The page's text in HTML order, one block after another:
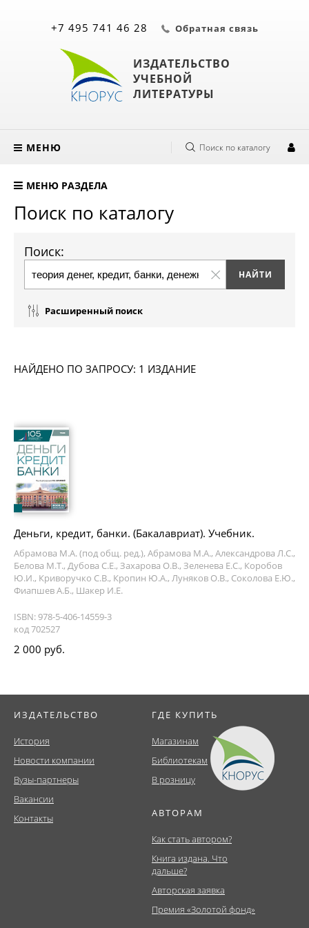
ИЗДАТЕЛЬСТВО
УЧЕБНОЙ
ЛИТЕРАТУРЫ
+7 495 741 46 28 Обратная связь
МЕНЮ Поиск по каталогу
МЕНЮ РАЗДЕЛА
Поиск по каталогу
Поиск:
Расширенный поиск
НАЙДЕНО ПО ЗАПРОСУ: 1 ИЗДАНИЕ
Деньги, кредит, банки. (Бакалавриат). Учебник.
Абрамова М.А. (под общ. ред.), Абрамова М.А., Александрова Л.С.,
Белова М.Т., Дубова С.Е., Захарова О.В., Зеленева Е.С., Коробов
Ю.И., Криворучко С.В., Кропин Ю.А., Луняков О.В., Соколова Е.Ю.,
Фиапшев А.Б., Шакер И.Е.
ISBN: 978-5-406-14559-3
код 702527
2 000 руб.
ИЗДАТЕЛЬСТВО
История
Новости компании
Вузы-партнеры
Вакансии
Контакты
ГДЕ КУПИТЬ
Магазинам
Библиотекам
В розницу
АВТОРАМ
Как стать автором?
Книга издана. Что
дальше?
Авторская заявка
Премия «Золотой фонд»